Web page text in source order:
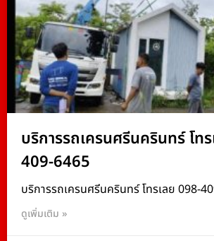
บริการรถเครนศรีนครินทร์ โท
409-6465
บริการรถเครนศรีนครินทร์ โทรเลย 098-
ดูเพิ่มเติม »